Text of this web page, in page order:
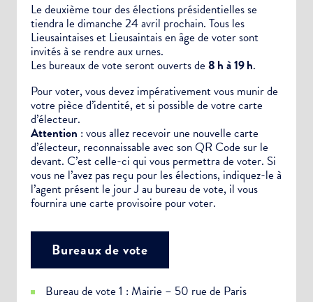
Le deuxième tour des élections présidentielles se
tiendra le dimanche 24 avril prochain. Tous les
Lieusaintaises et Lieusaintais en âge de voter sont
invités à se rendre aux urnes.
Les bureaux de vote seront ouverts de 8 h à 19 h.
Pour voter, vous devez impérativement vous munir de
votre pièce d’identité, et si possible de votre carte
d’électeur.
Attention : vous allez recevoir une nouvelle carte
d’électeur, reconnaissable avec son QR Code sur le
devant. C’est celle-ci qui vous permettra de voter. Si
vous ne l’avez pas reçu pour les élections, indiquez-le à
l’agent présent le jour J au bureau de vote, il vous
fournira une carte provisoire pour voter.
Bureaux de vote
Bureau de vote 1 : Mairie – 50 rue de Paris